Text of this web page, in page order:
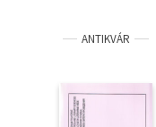
ANTIKVÁR